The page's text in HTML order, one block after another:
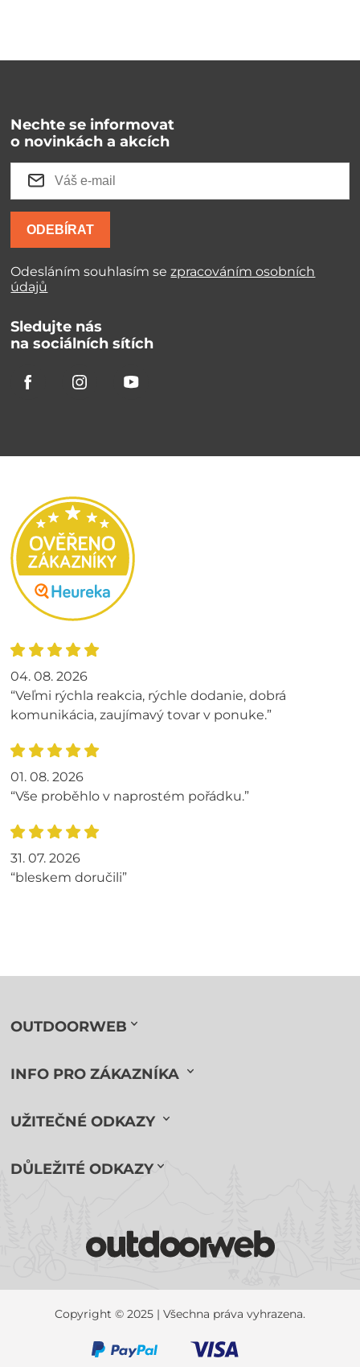
Nechte se informovat
o novinkách a akcích
ODEBÍRAT
Odesláním souhlasím sezpracováním osobních
údajů
Sledujte nás
na sociálních sítích
04. 08. 2026
“Veľmi rýchla reakcia, rýchle dodanie, dobrá
komunikácia, zaujímavý tovar v ponuke.”
01. 08. 2026
“Vše proběhlo v naprostém pořádku.”
31. 07. 2026
“bleskem doručili”
OUTDOORWEB
INFO PRO ZÁKAZNÍKA
UŽITEČNÉ ODKAZY
DŮLEŽITÉ ODKAZY
Copyright © 2025 | Všechna práva vyhrazena.